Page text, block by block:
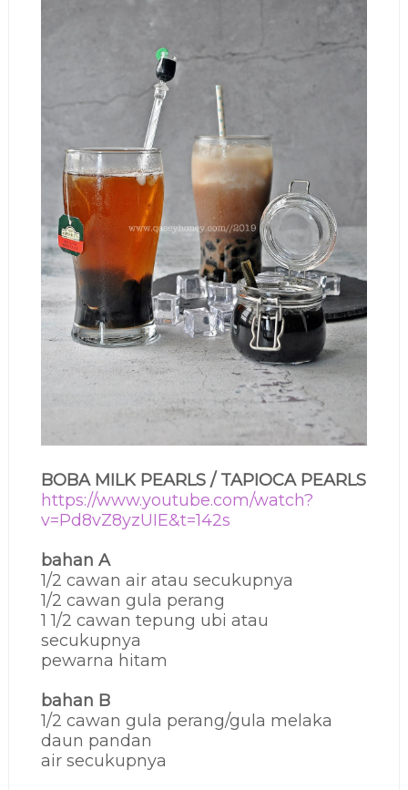
BOBA MILK PEARLS / TAPIOCA PEARLS
https://www.youtube.com/watch?
v=Pd8vZ8yzUIE&t=142s
bahan A
1/2 cawan air atau secukupnya
1/2 cawan gula perang
1 1/2 cawan tepung ubi atau
secukupnya
pewarna hitam
bahan B
1/2 cawan gula perang/gula melaka
daun pandan
air secukupnya